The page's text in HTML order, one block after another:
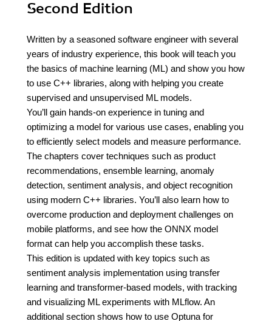
Second Edition
Written by a seasoned software engineer with several
years of industry experience, this book will teach you
the basics of machine learning (ML) and show you how
to use C++ libraries, along with helping you create
supervised and unsupervised ML models.
You’ll gain hands-on experience in tuning and
optimizing a model for various use cases, enabling you
to efficiently select models and measure performance.
The chapters cover techniques such as product
recommendations, ensemble learning, anomaly
detection, sentiment analysis, and object recognition
using modern C++ libraries. You’ll also learn how to
overcome production and deployment challenges on
mobile platforms, and see how the ONNX model
format can help you accomplish these tasks.
This edition is updated with key topics such as
sentiment analysis implementation using transfer
learning and transformer-based models, with tracking
and visualizing ML experiments with MLflow. An
additional section shows how to use Optuna for